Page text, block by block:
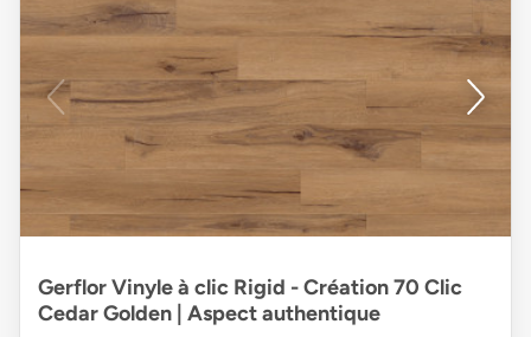
Gerflor Vinyle à clic Rigid - Création 70 Clic
Cedar Golden | Aspect authentique